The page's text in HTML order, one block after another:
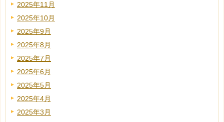
2025年11月
2025年10月
2025年9月
2025年8月
2025年7月
2025年6月
2025年5月
2025年4月
2025年3月